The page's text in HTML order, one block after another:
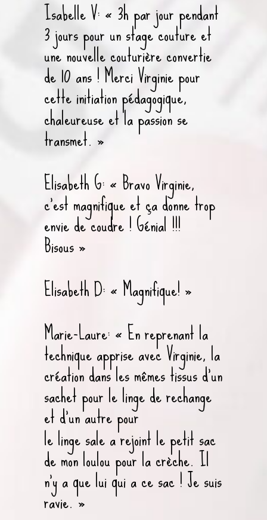
Isabelle V: «3h par jour pendant
3 jours pour un stage couture et
une nouvelle couturière convertie
de 10 ans ! Merci Virginie pour
cette initiation pédagogique,
chaleureuse et la passion se
transmet. »
Elisabeth G: « Bravo Virginie,
c’est magnifique et ça donne trop
envie de coudre ! Génial !!!
Bisous »
Elisabeth D: « Magnifique! »
Marie-Laure: « En reprenant la
technique apprise avec Virginie, la
création dans les mêmes tissus d’un
sachet pour le linge de rechange
et d’un autre pour
le linge sale a rejoint le petit sac
de mon loulou pour la crèche. Il
n’y a que lui qui a ce sac ! Je suis
ravie. »